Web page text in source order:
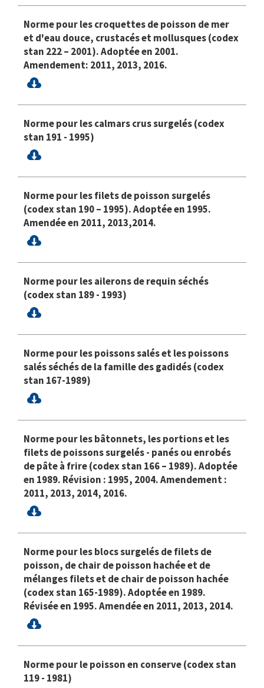
Norme pour les croquettes de poisson de mer
et d'eau douce, crustacés et mollusques (codex
stan 222 – 2001). Adoptée en 2001.
Amendement: 2011, 2013, 2016.
Norme pour les calmars crus surgelés (codex
stan 191 - 1995)
Norme pour les filets de poisson surgelés
(codex stan 190 – 1995). Adoptée en 1995.
Amendée en 2011, 2013,2014.
Norme pour les ailerons de requin séchés
(codex stan 189 - 1993)
Norme pour les poissons salés et les poissons
salés séchés de la famille des gadidés (codex
stan 167-1989)
Norme pour les bâtonnets, les portions et les
filets de poissons surgelés - panés ou enrobés
de pâte à frire (codex stan 166 – 1989). Adoptée
en 1989. Révision : 1995, 2004. Amendement :
2011, 2013, 2014, 2016.
Norme pour les blocs surgelés de filets de
poisson, de chair de poisson hachée et de
mélanges filets et de chair de poisson hachée
(codex stan 165-1989). Adoptée en 1989.
Révisée en 1995. Amendée en 2011, 2013, 2014.
Norme pour le poisson en conserve (codex stan
119 - 1981)